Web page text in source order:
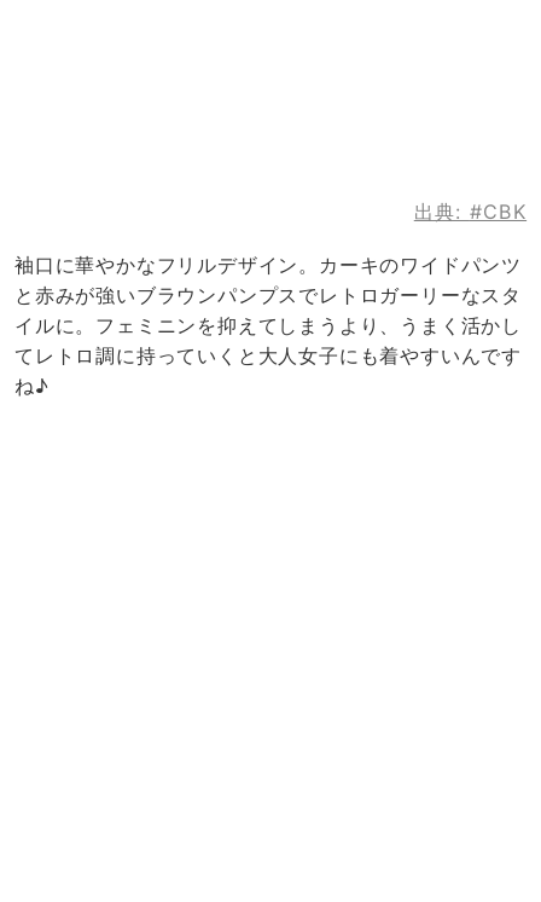
出典: #CBK
袖口に華やかなフリルデザイン。カーキのワイドパンツ
と赤みが強いブラウンパンプスでレトロガーリーなスタ
イルに。フェミニンを抑えてしまうより、うまく活かし
てレトロ調に持っていくと大人女子にも着やすいんです
ね♪